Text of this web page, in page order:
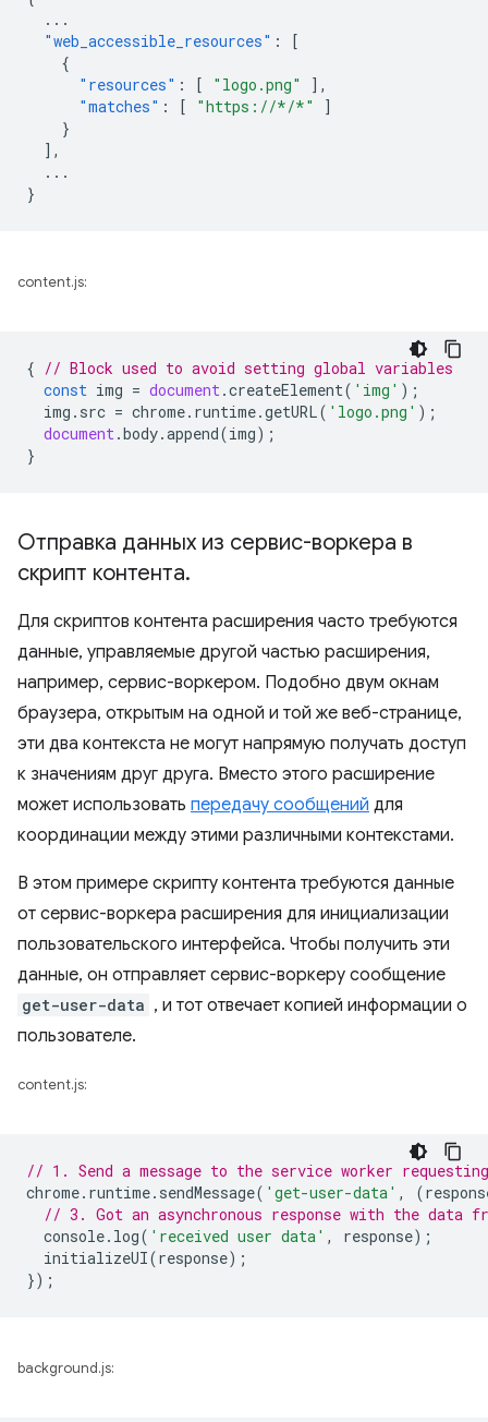
...
"web_accessible_resources" :
[
{
"resources" : [ "logo.png"
],
"matches" : [ "https://*/*"
]
}
],
...
}
content.js:
{ // Block used to avoid setting global variables
const img = document.createElement( 'img' );
img . src = chrome. runtime.getURL( 'logo.png' );
document.body.append(img);
}
Отправка данных из сервис-воркера в
скрипт контента.
Для скриптов контента расширения часто требуются
данные, управляемые другой частью расширения,
например, сервис-воркером. Подобно двум окнам
браузера, открытым на одной и той же веб-странице,
эти два контекста не могут напрямую получать доступ
к значениям друг друга. Вместо этого расширение
может использовать передачу сообщений для
координации между этими различными контекстами.
В этом примере скрипту контента требуются данные
от сервис-воркера расширения для инициализации
пользовательского интерфейса. Чтобы получить эти
данные, он отправляет сервис-воркеру сообщение
get-user-data , и тот отвечает копией информации о
пользователе.
content.js:
// 1. Send a message to the service worker
chrome. runtime. sendMessage( 'get-user-data' , (
// 3. Got an asynchronous response with the data
console. log( 'received user data' , response);
initializeUI(response);
});
background.js: